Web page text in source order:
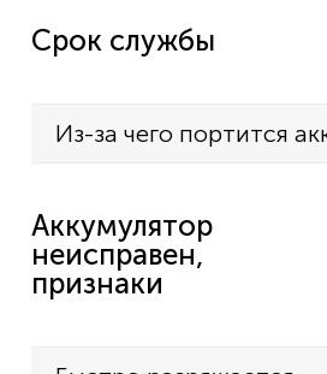
Срок службы
Из-за чего портится
Аккумулятор
неисправен,
признаки